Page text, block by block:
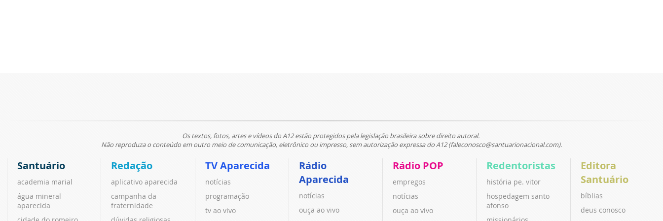
Os textos, fotos, artes e vídeos do A12 estão protegidos pela legislação brasileira sobre direito autoral.
Não reproduza o conteúdo em outro meio de comunicação, eletrônico ou impresso, sem autorização expressa do A12 (faleconosco@santuarionacional.com).
Santuário
academia marial
água mineral
aparecida
Redação
aplicativo aparecida
campanha da
fraternidade
TV Aparecida
notícias
programação
tv ao vivo
Rádio
Aparecida
notícias
ouça ao vivo
Rádio POP
empregos
notícias
ouça ao vivo
Redentoristas
história pe. vitor
hospedagem santo
afonso
Editora
Santuário
bíblias
deus conosco